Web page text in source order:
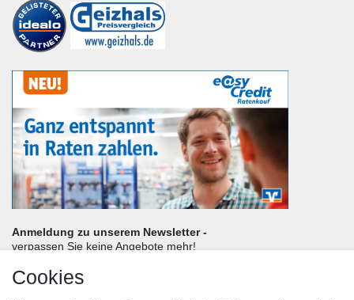
Anmeldung zu unserem Newsletter -
verpassen Sie keine Angebote mehr!
Cookies